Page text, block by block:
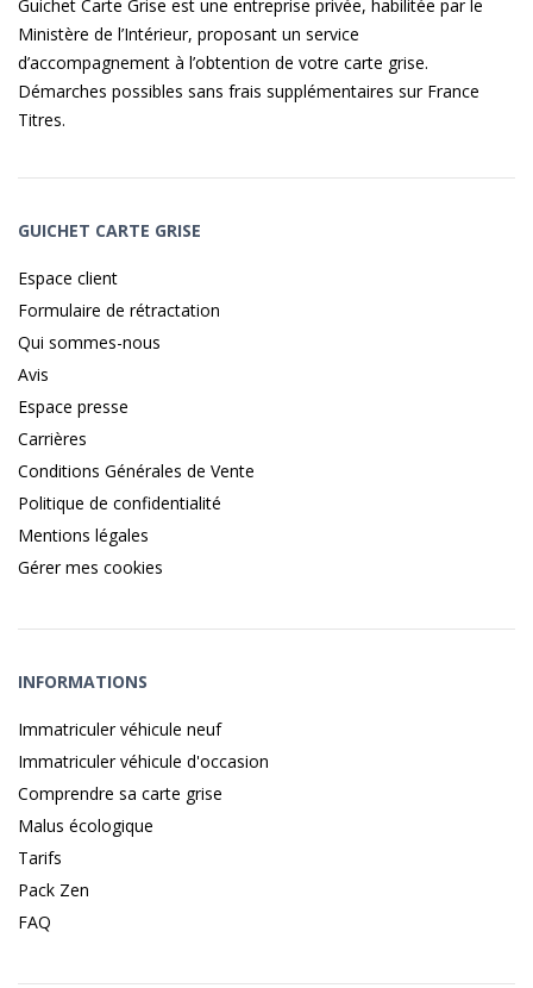
Guichet Carte Grise est une entreprise privée, habilitée par le
Ministère de l’Intérieur, proposant un service
d’accompagnement à l’obtention de votre carte grise.
Démarches possibles sans frais supplémentaires sur France
Titres.
GUICHET CARTE GRISE
Espace client
Formulaire de rétractation
Qui sommes-nous
Avis
Espace presse
Carrières
Conditions Générales de Vente
Politique de confidentialité
Mentions légales
Gérer mes cookies
INFORMATIONS
Immatriculer véhicule neuf
Immatriculer véhicule d'occasion
Comprendre sa carte grise
Malus écologique
Tarifs
Pack Zen
FAQ